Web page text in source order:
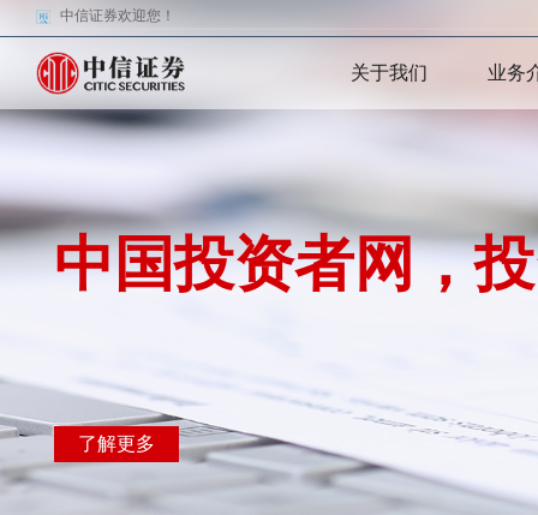
中信证券欢迎您！
关于我们 业务
中国投资者网，
了解更多